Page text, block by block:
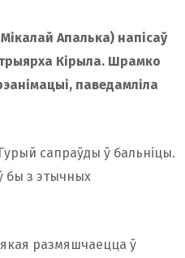
Апалька) напісаў
Кірыла. Шрамко
паведамліла
сапраўды ў бальніцы.
бы з этычных
якая размяшчаецца ў